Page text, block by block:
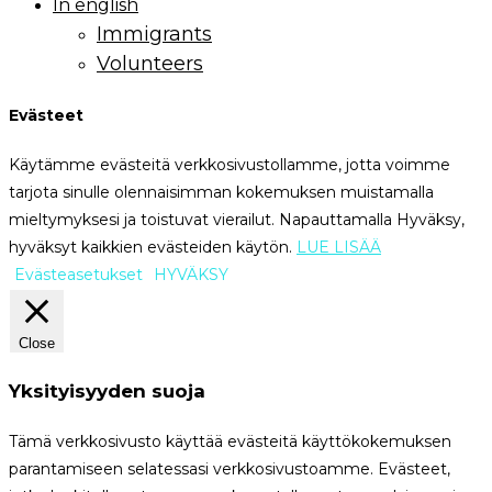
In english
Immigrants
Volunteers
Evästeet
Käytämme evästeitä verkkosivustollamme, jotta voimme
tarjota sinulle olennaisimman kokemuksen muistamalla
mieltymyksesi ja toistuvat vierailut. Napauttamalla Hyväksy,
hyväksyt kaikkien evästeiden käytön. LUE LISÄÄ
Evästeasetukset
HYVÄKSY
Close
Yksityisyyden suoja
Tämä verkkosivusto käyttää evästeitä käyttökokemuksen
parantamiseen selatessasi verkkosivustoamme. Evästeet,